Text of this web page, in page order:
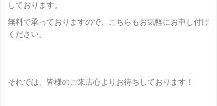
しております。
無料で承っておりますので、こちらもお気軽にお申し付け
ください。
それでは、皆様のご来店心よりお待ちしております！